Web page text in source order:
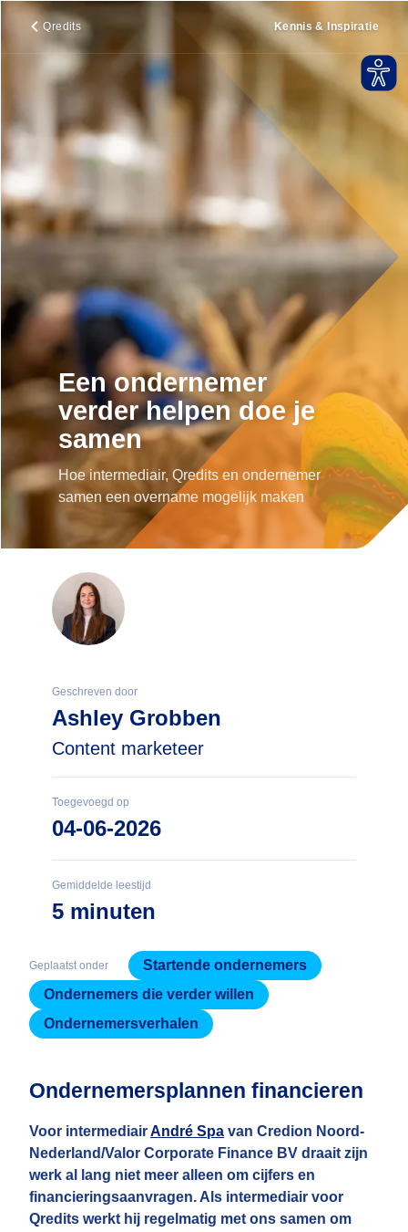
Qredits Kennis & Inspiratie
Een ondernemer
verder helpen doe je
samen
Hoe intermediair, Qredits en ondernemer
samen een overname mogelijk maken
Geschreven door
Ashley Grobben
Content marketeer
Toegevoegd op
04-06-2026
Gemiddelde leestijd
5 minuten
Geplaatst onder
Startende ondernemers
Ondernemers die verder willen
Ondernemersverhalen
Ondernemersplannen financieren
Voor intermediairAndré Spa van Credion Noord-
Nederland/Valor Corporate Finance BV draait zijn
werk al lang niet meer alleen om cijfers en
financieringsaanvragen. Als intermediair voor
Qredits werkt hij regelmatig met ons samen om